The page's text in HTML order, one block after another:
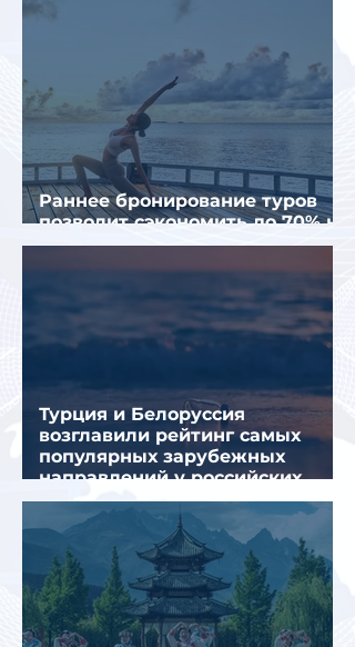
Раннее бронирование туров
позволит сэкономить до 70% на
летнем отдыхе — АТОР
Турция и Белоруссия
возглавили рейтинг самых
популярных зарубежных
направлений у российских
туристов летом